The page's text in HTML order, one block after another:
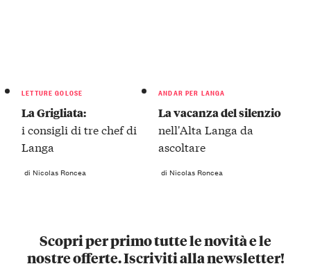
LETTURE GOLOSE
La Grigliata:
i consigli di tre chef di
Langa
di Nicolas Roncea
ANDAR PER LANGA
La vacanza del silenzio
nell'Alta Langa da
ascoltare
di Nicolas Roncea
Scopri per primo tutte le novità e le
nostre offerte. Iscriviti alla newsletter!